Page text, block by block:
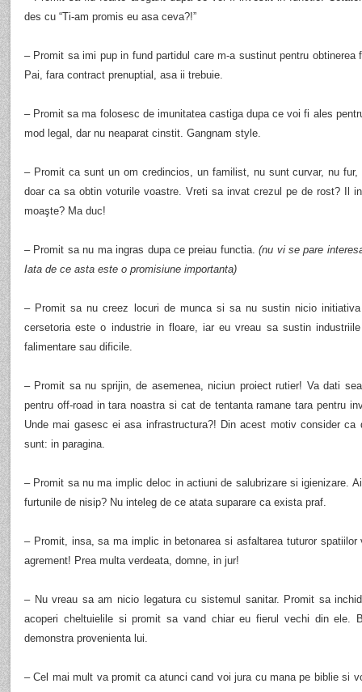
des cu “Ti-am promis eu asa ceva?!”
– Promit sa imi pup in fund partidul care m-a sustinut pentru
Pai, fara contract prenuptial, asa ii trebuie.
– Promit sa ma folosesc de imunitatea castiga dupa ce voi fi ales
mod legal, dar nu neaparat cinstit. Gangnam style.
– Promit ca sunt un om credincios, un familist, nu sunt curvar, nu
doar ca sa obtin voturile voastre. Vreti sa invat crezul pe de rost? Il
moaşte? Ma duc!
– Promit sa nu ma ingras dupa ce preiau functia.(nu vi se pare
Iata de ce asta este o promisiune importanta)
– Promit sa nu creez locuri de munca si sa nu sustin nicio
cersetoria este o industrie in floare, iar eu vreau sa sustin
falimentare sau dificile.
– Promit sa nu sprijin, de asemenea, niciun proiect rutier! Va dati
pentru off-road in tara noastra si cat de tentanta ramane tara pentru
Unde mai gasesc ei asa infrastructura?! Din acest motiv consider ca
sunt: in paragina.
– Promit sa nu ma implic deloc in actiuni de salubrizare si igienizare.
furtunile de nisip? Nu inteleg de ce atata suparare ca exista praf.
– Promit, insa, sa ma implic in betonarea si asfaltarea tuturor
agrement! Prea multa verdeata, domne, in jur!
– Nu vreau sa am nicio legatura cu sistemul sanitar. Promit sa
acoperi cheltuielile si promit sa vand chiar eu fierul vechi din ele.
demonstra provenienta lui.
– Cel mai mult va promit ca atunci cand voi jura cu mana pe biblie si